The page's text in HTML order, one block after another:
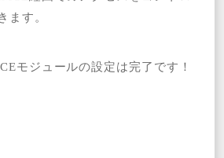
ます。
モジュールの設定は完了です！